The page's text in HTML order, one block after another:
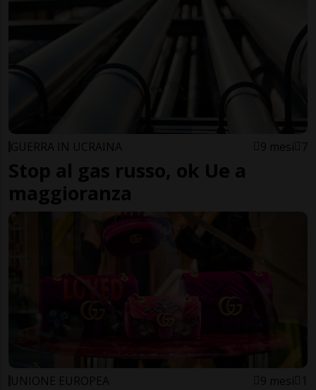
GUERRA IN UCRAINA 9 mesi 7
Stop al gas russo, ok Ue a
maggioranza
UNIONE EUROPEA 9 mesi 1